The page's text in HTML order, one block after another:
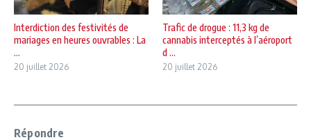
Interdiction des festivités de
mariages en heures ouvrables : La
...
20 juillet 2026
Trafic de drogue : 11,3 kg de
cannabis interceptés à l’aéroport
d ...
20 juillet 2026
Répondre